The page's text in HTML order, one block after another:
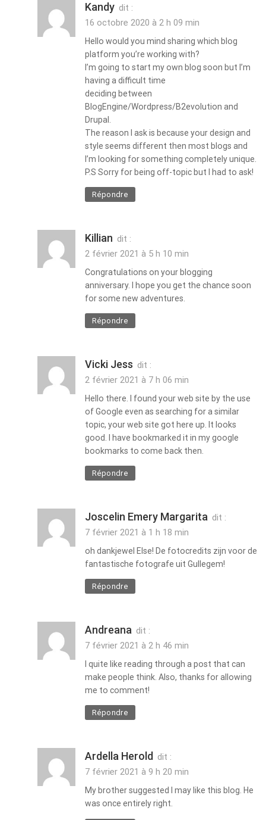
Kandy dit :
16 octobre 2020 à 2 h 09 min
Hello would you mind sharing which blog
platform you’re working with?
I’m going to start my own blog soon but I’m
having a difficult time
deciding between
BlogEngine/Wordpress/B2evolution and
Drupal.
The reason I ask is because your design and
style seems different then most blogs and
I’m looking for something completely unique.
P.S Sorry for being off-topic but I had to ask!
Répondre
Killian dit :
2 février 2021 à 5 h 10 min
Congratulations on your blogging
anniversary. I hope you get the chance soon
for some new adventures.
Répondre
Vicki Jess dit :
2 février 2021 à 7 h 06 min
Hello there. I found your web site by the use
of Google even as searching for a similar
topic, your web site got here up. It looks
good. I have bookmarked it in my google
bookmarks to come back then.
Répondre
Joscelin Emery Margarita dit :
7 février 2021 à 1 h 18 min
oh dankjewel Else! De fotocredits zijn voor de
fantastische fotografe uit Gullegem!
Répondre
Andreana dit :
7 février 2021 à 2 h 46 min
I quite like reading through a post that can
make people think. Also, thanks for allowing
me to comment!
Répondre
Ardella Herold dit :
7 février 2021 à 9 h 20 min
My brother suggested I may like this blog. He
was once entirely right.